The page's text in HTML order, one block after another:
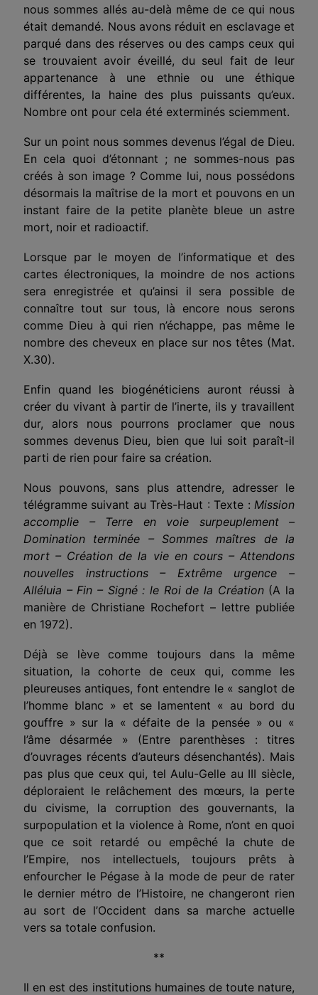
nous sommes allés au-delà même de ce qui nous
était demandé. Nous avons réduit en esclavage et
parqué dans des réserves ou des camps ceux qui
se trouvaient avoir éveillé, du seul fait de leur
appartenance à une ethnie ou une éthique
différentes, la haine des plus puissants qu’eux.
Nombre ont pour cela été exterminés sciemment.
Sur un point nous sommes devenus l’égal de Dieu.
En cela quoi d’étonnant ; ne sommes-nous pas
créés à son image ? Comme lui, nous possédons
désormais la maîtrise de la mort et pouvons en un
instant faire de la petite planète bleue un astre
mort, noir et radioactif.
Lorsque par le moyen de l’informatique et des
cartes électroniques, la moindre de nos actions
sera enregistrée et qu’ainsi il sera possible de
connaître tout sur tous, là encore nous serons
comme Dieu à qui rien n’échappe, pas même le
nombre des cheveux en place sur nos têtes (Mat.
X.30).
Enfin quand les biogénéticiens auront réussi à
créer du vivant à partir de l’inerte, ils y travaillent
dur, alors nous pourrons proclamer que nous
sommes devenus Dieu, bien que lui soit paraît-il
parti de rien pour faire sa création.
Nous pouvons, sans plus attendre, adresser le
télégramme suivant au Très-Haut : Texte : Mission
accomplie – Terre en voie surpeuplement –
Domination terminée – Sommes maîtres de la
mort – Création de la vie en cours – Attendons
nouvelles instructions – Extrême urgence –
Alléluia – Fin – Signé : le Roi de la Création(A la
manière de Christiane Rochefort – lettre publiée
en 1972).
Déjà se lève comme toujours dans la même
situation, la cohorte de ceux qui, comme les
pleureuses antiques, font entendre le « sanglot de
l’homme blanc » et se lamentent « au bord du
gouffre » sur la « défaite de la pensée » ou «
l’âme désarmée » (Entre parenthèses : titres
d’ouvrages récents d’auteurs désen­chantés). Mais
pas plus que ceux qui, tel Aulu-Gelle au III siècle,
déploraient le relâchement des mœurs, la perte
du civisme, la corruption des gouvernants, la
surpopulation et la violence à Rome, n’ont en quoi
que ce soit retardé ou empêché la chute de
l’Empire, nos intellectuels, toujours prêts à
enfourcher le Pégase à la mode de peur de rater
le dernier métro de l’Histoire, ne changeront rien
au sort de l’Occident dans sa marche actuelle
vers sa totale confusion.
**
Il en est des institutions humaines de toute nature,